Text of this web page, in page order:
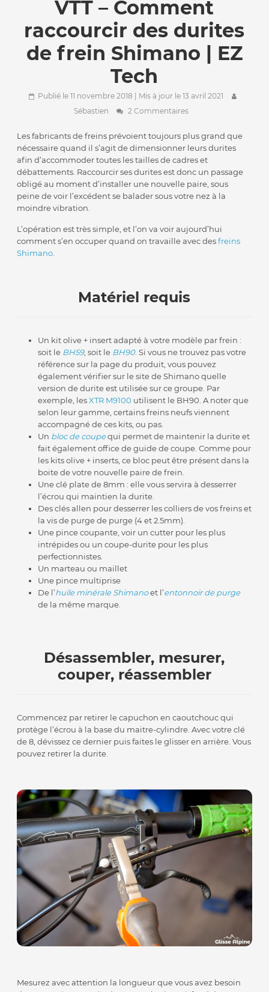
VTT – Comment
raccourcir des durites
de frein Shimano | EZ
Tech
Publié le 11 novembre 2018 | Mis à jour le 13 avril 2021
Sébastien
2 Commentaires
Les fabricants de freins prévoient toujours plus grand que
nécessaire quand il s’agit de dimensionner leurs durites
afin d’accommoder toutes les tailles de cadres et
débattements. Raccourcir ses durites est donc un passage
obligé au moment d’installer une nouvelle paire, sous
peine de voir l’excédent se balader sous votre nez à la
moindre vibration.
L’opération est très simple, et l’on va voir aujourd’hui
comment s’en occuper quand on travaille avec desfreins
Shimano.
Matériel requis
Un kit olive + insert adapté à votre modèle par frein :
soit le BH59, soit le BH90. Si vous ne trouvez pas votre
référence sur la page du produit, vous pouvez
également vérifier sur le site de Shimano quelle
version de durite est utilisée sur ce groupe. Par
exemple, lesXTR M9100 utilisent le BH90. A noter que
selon leur gamme, certains freins neufs viennent
accompagné de ces kits, ou pas.
Un bloc de coupequi permet de maintenir la durite et
fait également office de guide de coupe. Comme pour
les kits olive + inserts, ce bloc peut être présent dans la
boite de votre nouvelle paire de frein.
Une clé plate de 8mm : elle vous servira à desserrer
l’écrou qui maintien la durite.
Des clés allen pour desserrer les colliers de vos freins et
la vis de purge de purge (4 et 2.5mm).
Une pince coupante, voir un cutter pour les plus
intrépides ou un coupe-durite pour les plus
perfectionnistes.
Un marteau ou maillet
Une pince multiprise
De l’huile minérale Shimanoet l’entonnoir de purge
de la même marque.
Désassembler, mesurer,
couper, réassembler
Commencez par retirer le capuchon en caoutchouc qui
protège l’écrou à la base du maitre-cylindre. Avec votre clé
de 8, dévissez ce dernier puis faites le glisser en arrière. Vous
pouvez retirer la durite.
Mesurez avec attention la longueur que vous avez besoin